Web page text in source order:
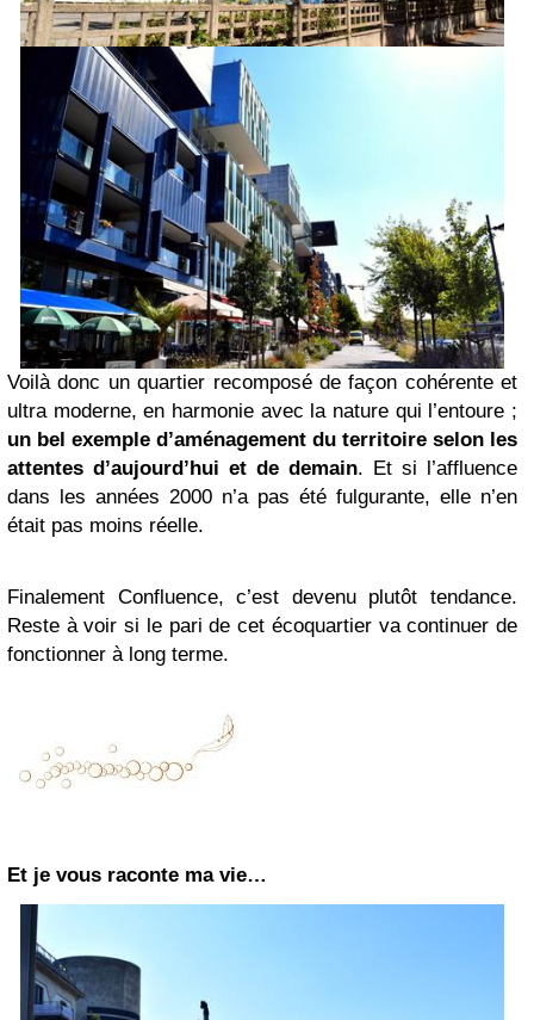
Voilà donc un quartier recomposé de façon cohérente et
ultra moderne, en harmonie avec la nature qui l’entoure ;
un bel exemple d’aménagement du territoire selon les
attentes d’aujourd’hui et de demain. Et si l’affluence
dans les années 2000 n’a pas été fulgurante, elle n’en
était pas moins réelle.
Finalement Confluence, c’est devenu plutôt tendance.
Reste à voir si le pari de cet écoquartier va continuer de
fonctionner à long terme.
Et je vous raconte ma vie…